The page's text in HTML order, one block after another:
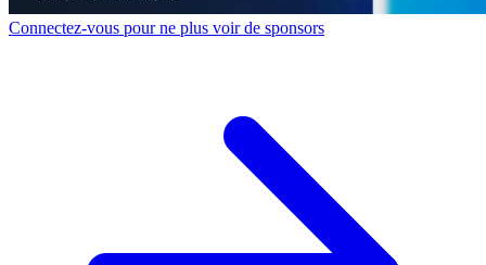
Connectez-vous pour ne plus voir de sponsors